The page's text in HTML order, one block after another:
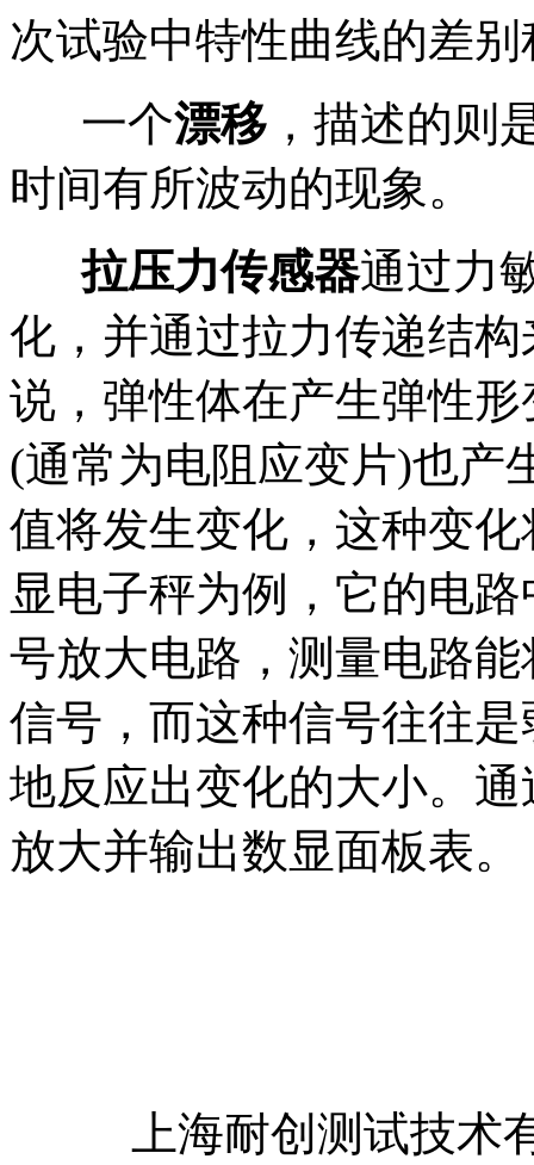
次试验中特性曲线的差别
一个漂移 ，描述的则
时间有所波动的现象。
拉压力传感器通过力
化，并通过拉力传递结
说，弹性体在产生弹性
(通常为电阻应变片)也产
值将发生变化，这种变
显电子秤为例，它的电
号放大电路，测量电路
信号，而这种信号往往
地反应出变化的大小。
放大并输出数显面板表。
上海耐创测试技术